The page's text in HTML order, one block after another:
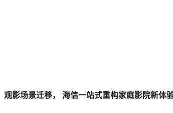
观影场景迁移， 海信一站式重构家庭影院新体